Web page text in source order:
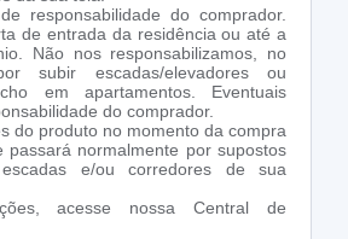
responsabilidade do comprador.
de entrada da residência ou até a
Não nos responsabilizamos, no
subir escadas/elevadores ou
em apartamentos. Eventuais
do comprador.
do produto no momento da compra
passará normalmente por supostos
e/ou corredores de sua
acesse nossa Central de